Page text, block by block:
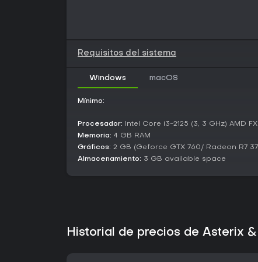
Requisitos del sistema
Windows macOS
Mínimo:
Procesador: Intel Core i3-2125 (3, 3 GHz) AMD
Memoria: 4 GB RAM
Gráficos: 2 GB (Geforce GTX 760/ Radeon R7
Almacenamiento: 3 GB available space
Historial de precios de Asterix